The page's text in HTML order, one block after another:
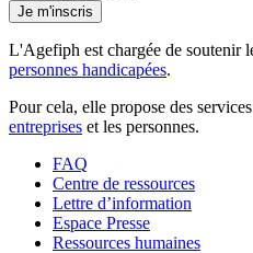
Je m'inscris
L'Agefiph est chargée de soutenir
personnes handicapées.
Pour cela, elle propose des
entreprises et les personnes.
FAQ
Centre de ressources
Lettre d’information
Espace Presse
Ressources humaines